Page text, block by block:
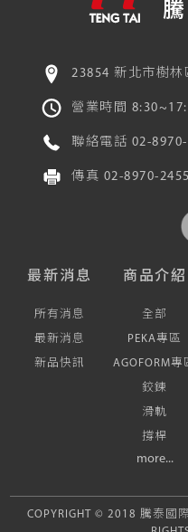
23854 新北市樹
營業時間
聯絡電話 02-8970-
傳真 02-8970-2455
最新消息
所有消息
最新消息
新品快訊
商品介紹
全部
PEKA專區
AGOFORM專
鉸鍊
滑軌
撐桿
more...
COPYRIGHT © 2018 騰泰國